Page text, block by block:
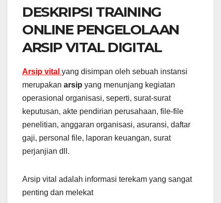
DESKRIPSI TRAINING
ONLINE PENGELOLAAN
ARSIP VITAL DIGITAL
Arsip vital yang disimpan oleh sebuah instansi
merupakan arsip yang menunjang kegiatan
operasional organisasi, seperti, surat-surat
keputusan, akte pendirian perusahaan, file-file
penelitian, anggaran organisasi, asuransi, daftar
gaji, personal file, laporan keuangan, surat
perjanjian dll.
Arsip vital adalah informasi terekam yang sangat
penting dan melekat